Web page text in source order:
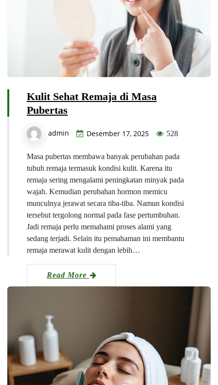
Kulit Sehat Remaja di Masa
Pubertas
admin Desember 17, 2025 528
Masa pubertas membawa banyak perubahan pada
tubuh remaja termasuk kondisi kulit. Karena itu
remaja sering mengalami peningkatan minyak pada
wajah. Kemudian perubahan hormon memicu
munculnya jerawat secara tiba-tiba. Namun kondisi
tersebut tergolong normal pada fase pertumbuhan.
Jadi remaja perlu memahami proses alami yang
sedang terjadi. Selain itu pemahaman ini membantu
remaja merawat kulit dengan lebih…
Read More